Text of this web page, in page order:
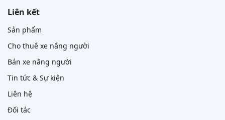
Liên kết
Sản phẩm
Cho thuê xe nâng người
Bán xe nâng người
Tin tức & Sự kiện
Liên hệ
Đối tác